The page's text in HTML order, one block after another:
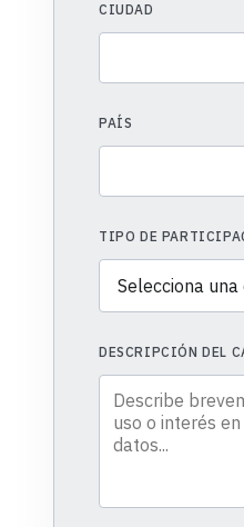
CIUDAD
PAÍS
TIPO DE
DESCRIPCIÓN DEL